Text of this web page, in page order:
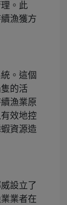
。此
漁獲方
。這個
的活
漁業原
效地控
資源造
設立了
業者在